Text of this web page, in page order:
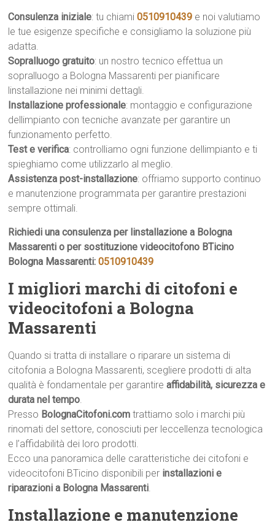
Consulenza iniziale: tu chiami0510910439 e noi valutiamo
le tue esigenze specifiche e consigliamo la soluzione più
adatta.
Sopralluogo gratuito: un nostro tecnico effettua un
sopralluogo a Bologna Massarenti per pianificare
linstallazione nei minimi dettagli.
Installazione professionale: montaggio e configurazione
dellimpianto con tecniche avanzate per garantire un
funzionamento perfetto.
Test e verifica: controlliamo ogni funzione dellimpianto e ti
spieghiamo come utilizzarlo al meglio.
Assistenza post-installazione: offriamo supporto continuo
e manutenzione programmata per garantire prestazioni
sempre ottimali.
Richiedi una consulenza per linstallazione a Bologna
Massarenti o per sostituzione videocitofono BTicino
Bologna Massarenti: 0510910439
I migliori marchi di citofoni e
videocitofoni a Bologna
Massarenti
Quando si tratta di installare o riparare un sistema di
citofonia a Bologna Massarenti, scegliere prodotti di alta
qualità è fondamentale per garantireaffidabilità, sicurezza e
durata nel tempo.
Presso BolognaCitofoni.com trattiamo solo i marchi più
rinomati del settore, conosciuti per leccellenza tecnologica
e l’affidabilità dei loro prodotti.
Ecco una panoramica delle caratteristiche dei citofoni e
videocitofoni BTicino disponibili per installazioni e
riparazioni a Bologna Massarenti.
Installazione e manutenzione